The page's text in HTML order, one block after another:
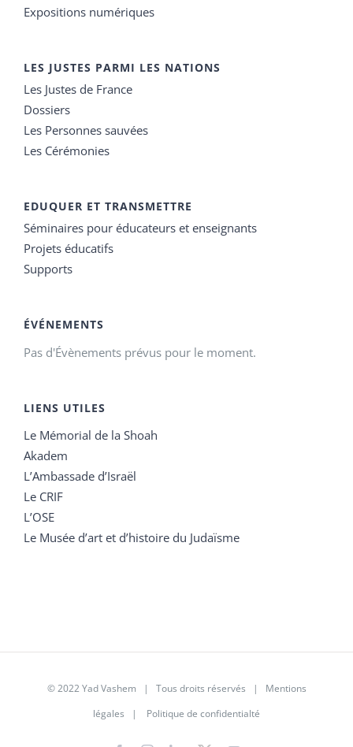
Expositions numériques
LES JUSTES PARMI LES NATIONS
Les Justes de France
Dossiers
Les Personnes sauvées
Les Cérémonies
EDUQUER ET TRANSMETTRE
Séminaires pour éducateurs et enseignants
Projets éducatifs
Supports
ÉVÉNEMENTS
Pas d'Évènements prévus pour le moment.
LIENS UTILES
Le Mémorial de la Shoah
Akadem
L’Ambassade d’Israël
Le CRIF
L’OSE
Le Musée d’art et d’histoire du Judaïsme
© 2022 Yad Vashem | Tous droits réservés | Mentions
légales | Politique de confidentialté